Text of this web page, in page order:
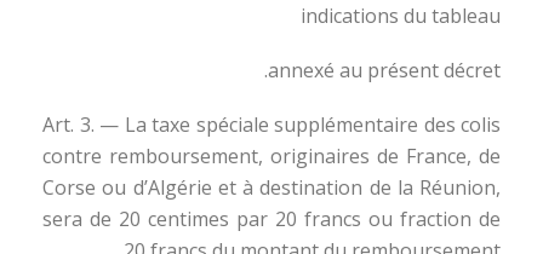
indications du tableau
annexé au présent décret.
Art. 3. — La taxe spéciale supplémentaire des colis
contre remboursement, originaires de France, de
Corse ou d’Algérie et à destination de la Réunion,
sera de 20 centimes par 20 francs ou fraction de